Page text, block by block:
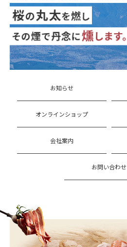
お知らせ
オンラインショップ
会社案内
お問い合わせ